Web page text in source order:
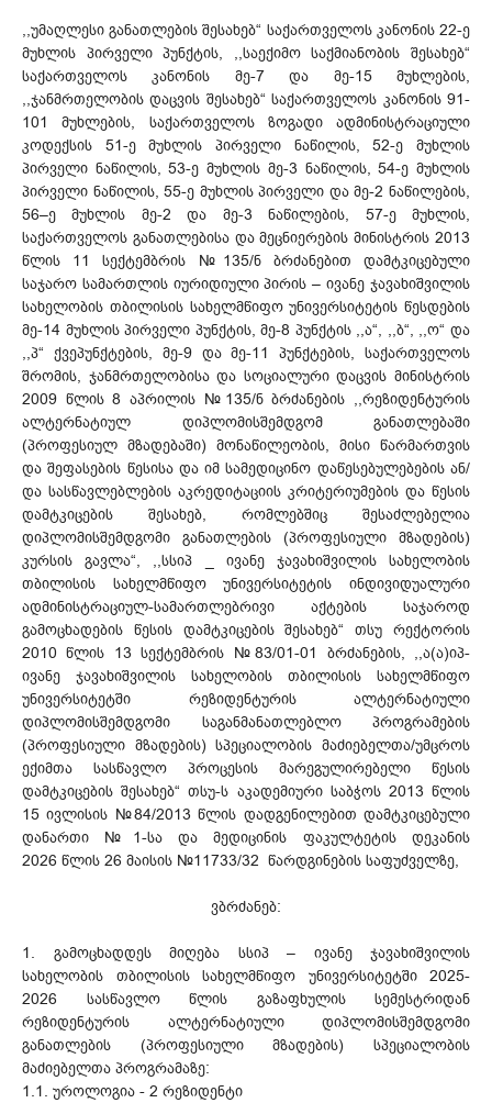
,,უმაღლესი განათლების შესახებ“ საქართველოს კანონის 22-ე
მუხლის პირველი პუნქტის, ,,საექიმო საქმიანობის შესახებ“
საქართველოს კანონის მე-7 და მე-15 მუხლების,
,,ჯანმრთელობის დაცვის შესახებ“ საქართველოს კანონის 91-
101 მუხლების, საქართველოს ზოგადი ადმინისტრაციული
კოდექსის 51-ე მუხლის პირველი ნაწილის, 52-ე მუხლის
პირველი ნაწილის, 53-ე მუხლის მე-3 ნაწილის, 54-ე მუხლის
პირველი ნაწილის, 55-ე მუხლის პირველი და მე-2 ნაწილების,
56–ე მუხლის მე-2 და მე-3 ნაწილების, 57-ე მუხლის,
საქართველოს განათლებისა და მეცნიერების მინისტრის 2013
წლის 11 სექტემბრის №135/ნ ბრძანებით დამტკიცებული
საჯარო სამართლის იურიდიული პირის – ივანე ჯავახიშვილის
სახელობის თბილისის სახელმწიფო უნივერსიტეტის წესდების
მე-14 მუხლის პირველი პუნქტის, მე-8 პუნქტის ,,ა“, ,,ბ“, ,,ო“ და
,,პ“ ქვეპუნქტების, მე-9 და მე-11 პუნქტების, საქართველოს
შრომის, ჯანმრთელობისა და სოციალური დაცვის მინისტრის
2009 წლის 8 აპრილის №135/ნ ბრძანების ,,რეზიდენტურის
ალტერნატიულ დიპლომისშემდგომ განათლებაში
(პროფესიულ მზადებაში) მონაწილეობის, მისი წარმართვის
და შეფასების წესისა და იმ სამედიცინო დაწესებულებების ან/
და სასწავლებლების აკრედიტაციის კრიტერიუმების და წესის
დამტკიცების შესახებ, რომლებშიც შესაძლებელია
დიპლომისშემდგომი განათლების (პროფესიული მზადების)
კურსის გავლა“, ,,სსიპ _ ივანე ჯავახიშვილის სახელობის
თბილისის სახელმწიფო უნივერსიტეტის ინდივიდუალური
ადმინისტრაციულ-სამართლებრივი აქტების საჯაროდ
გამოცხადების წესის დამტკიცების შესახებ“ თსუ რექტორის
2010 წლის 13 სექტემბრის №83/01-01 ბრძანების, ,,ა(ა)იპ-
ივანე ჯავახიშვილის სახელობის თბილისის სახელმწიფო
უნივერსიტეტში რეზიდენტურის ალტერნატიული
დიპლომისშემდგომი საგანმანათლებლო პროგრამების
(პროფესიული მზადების) სპეციალობის მაძიებელთა/უმცროს
ექიმთა სასწავლო პროცესის მარეგულირებელი წესის
დამტკიცების შესახებ“ თსუ-ს აკადემიური საბჭოს 2013 წლის
15 ივლისის №84/2013 წლის დადგენილებით დამტკიცებული
დანართი №1-სა და მედიცინის ფაკულტეტის დეკანის
2026 წლის 26 მაისის №11733/32 წარდგინების საფუძველზე,
ვბრძანებ:
1. გამოცხადდეს მიღება სსიპ – ივანე ჯავახიშვილის
სახელობის თბილისის სახელმწიფო უნივერსიტეტში 2025-
2026 სასწავლო წლის გაზაფხულის სემესტრიდან
რეზიდენტურის ალტერნატიული დიპლომისშემდგომი
განათლების (პროფესიული მზადების) სპეციალობის
მაძიებელთა პროგრამაზე:
1.1. უროლოგია - 2 რეზიდენტი